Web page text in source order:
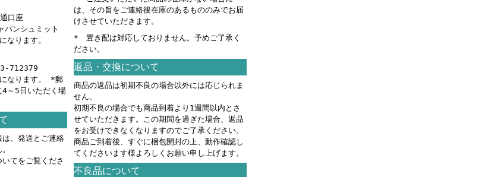
口座
ンシュミット
なります。
712379
なります。 *郵
4～5日いただく場
、発送とご連絡
いてをご覧くださ
は、その旨をご連絡後在庫のあるもののみでお届
けさせていただきます。
* 置き配は対応しておりません。予めご了承く
ださい。
返品・交換について
商品の返品は初期不良の場合以外には応じられま
せん。
初期不良の場合でも商品到着より1週間以内とさ
せていただきます。この期間を過ぎた場合、返品
をお受けできなくなりますのでご了承ください。
商品ご到着後、すぐに梱包開封の上、動作確認し
てくださいます様よろしくお願い申し上げます。
不良品について